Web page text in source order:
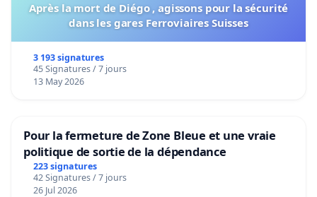
Après la mort de Diégo , agissons pour la sécurité
dans les gares Ferroviaires Suisses
3 193 signatures
45 Signatures / 7 jours
13 May 2026
Pour la fermeture de Zone Bleue et une vraie
politique de sortie de la dépendance
223 signatures
42 Signatures / 7 jours
26 Jul 2026